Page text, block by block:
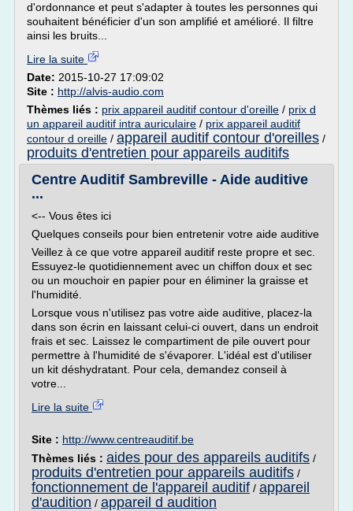
d'ordonnance et peut s'adapter à toutes les personnes qui
souhaitent bénéficier d'un son amplifié et amélioré. Il filtre
ainsi les bruits...
Lire la suite
Date: 2015-10-27 17:09:02
Site : http://alvis-audio.com
Thèmes liés : prix appareil auditif contour d'oreille / prix d
un appareil auditif intra auriculaire / prix appareil auditif
contour d oreille / appareil auditif contour d'oreilles /
produits d'entretien pour appareils auditifs
Centre Auditif Sambreville - Aide auditive
...
<-- Vous êtes ici
Quelques conseils pour bien entretenir votre aide auditive
Veillez à ce que votre appareil auditif reste propre et sec.
Essuyez-le quotidiennement avec un chiffon doux et sec
ou un mouchoir en papier pour en éliminer la graisse et
l'humidité.
Lorsque vous n'utilisez pas votre aide auditive, placez-la
dans son écrin en laissant celui-ci ouvert, dans un endroit
frais et sec. Laissez le compartiment de pile ouvert pour
permettre à l'humidité de s'évaporer. L'idéal est d'utiliser
un kit déshydratant. Pour cela, demandez conseil à
votre...
Lire la suite
Site : http://www.centreauditif.be
Thèmes liés : aides pour des appareils auditifs /
produits d'entretien pour appareils auditifs /
fonctionnement de l'appareil auditif / appareil
d'audition / appareil d audition